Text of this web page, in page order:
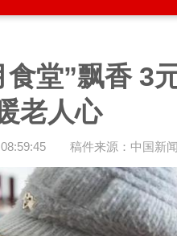
堂”飘香 3
老人心
稿件来源：中国新